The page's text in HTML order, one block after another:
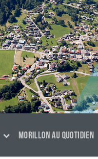
MORILLON AU QUOTIDIEN